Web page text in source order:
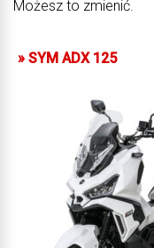
Możesz to zmienić.
» SYM ADX 125